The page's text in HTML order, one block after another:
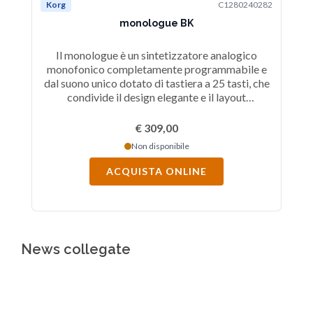
Korg C1280240282
monologue BK
Il monologue è un sintetizzatore analogico
monofonico completamente programmabile e
dal suono unico dotato di tastiera a 25 tasti, che
condivide il design elegante e il layout
parametro del minilogue. Colore nero.
€ 309,00
Non disponibile
ACQUISTA ONLINE
News collegate